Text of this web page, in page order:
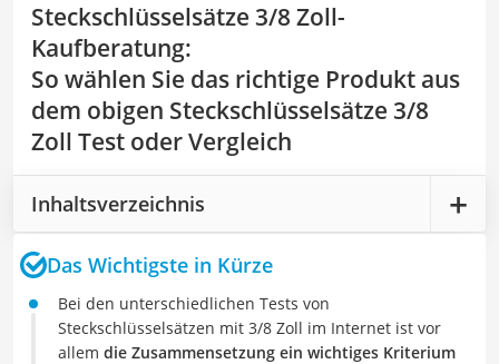
Steckschlüsselsätze 3/8 Zoll-
Kaufberatung:
So wählen Sie das richtige Produkt aus
dem obigen Steckschlüsselsätze 3/8
Zoll Test oder Vergleich
Inhaltsverzeichnis
Das Wichtigste in Kürze
Bei den unterschiedlichen Tests von
Steckschlüsselsätzen mit 3/8 Zoll im Internet ist vor
allem die Zusammensetzung ein wichtiges Kriterium